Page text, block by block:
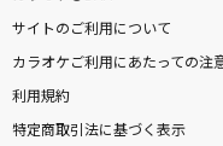
サイトのご利用について
カラオケご利用にあたっての注
利用規約
特定商取引法に基づく表示